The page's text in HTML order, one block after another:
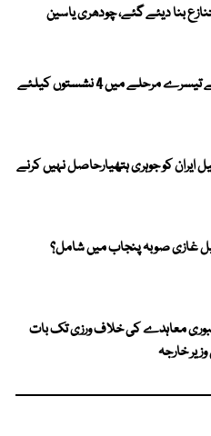
بنا دیئے گئے، چودھری یاسین
آزاد کشمیر انتخابات کے تیسرے مرحلے میں 4 نشستوں کیلئے
ایران کو جوہری ہتھیارحاصل نہیں کرنے
غازی صوبہ پنجاب میں شامل؟
معاہدے کی خلاف ورزی تک بات
خارجہ